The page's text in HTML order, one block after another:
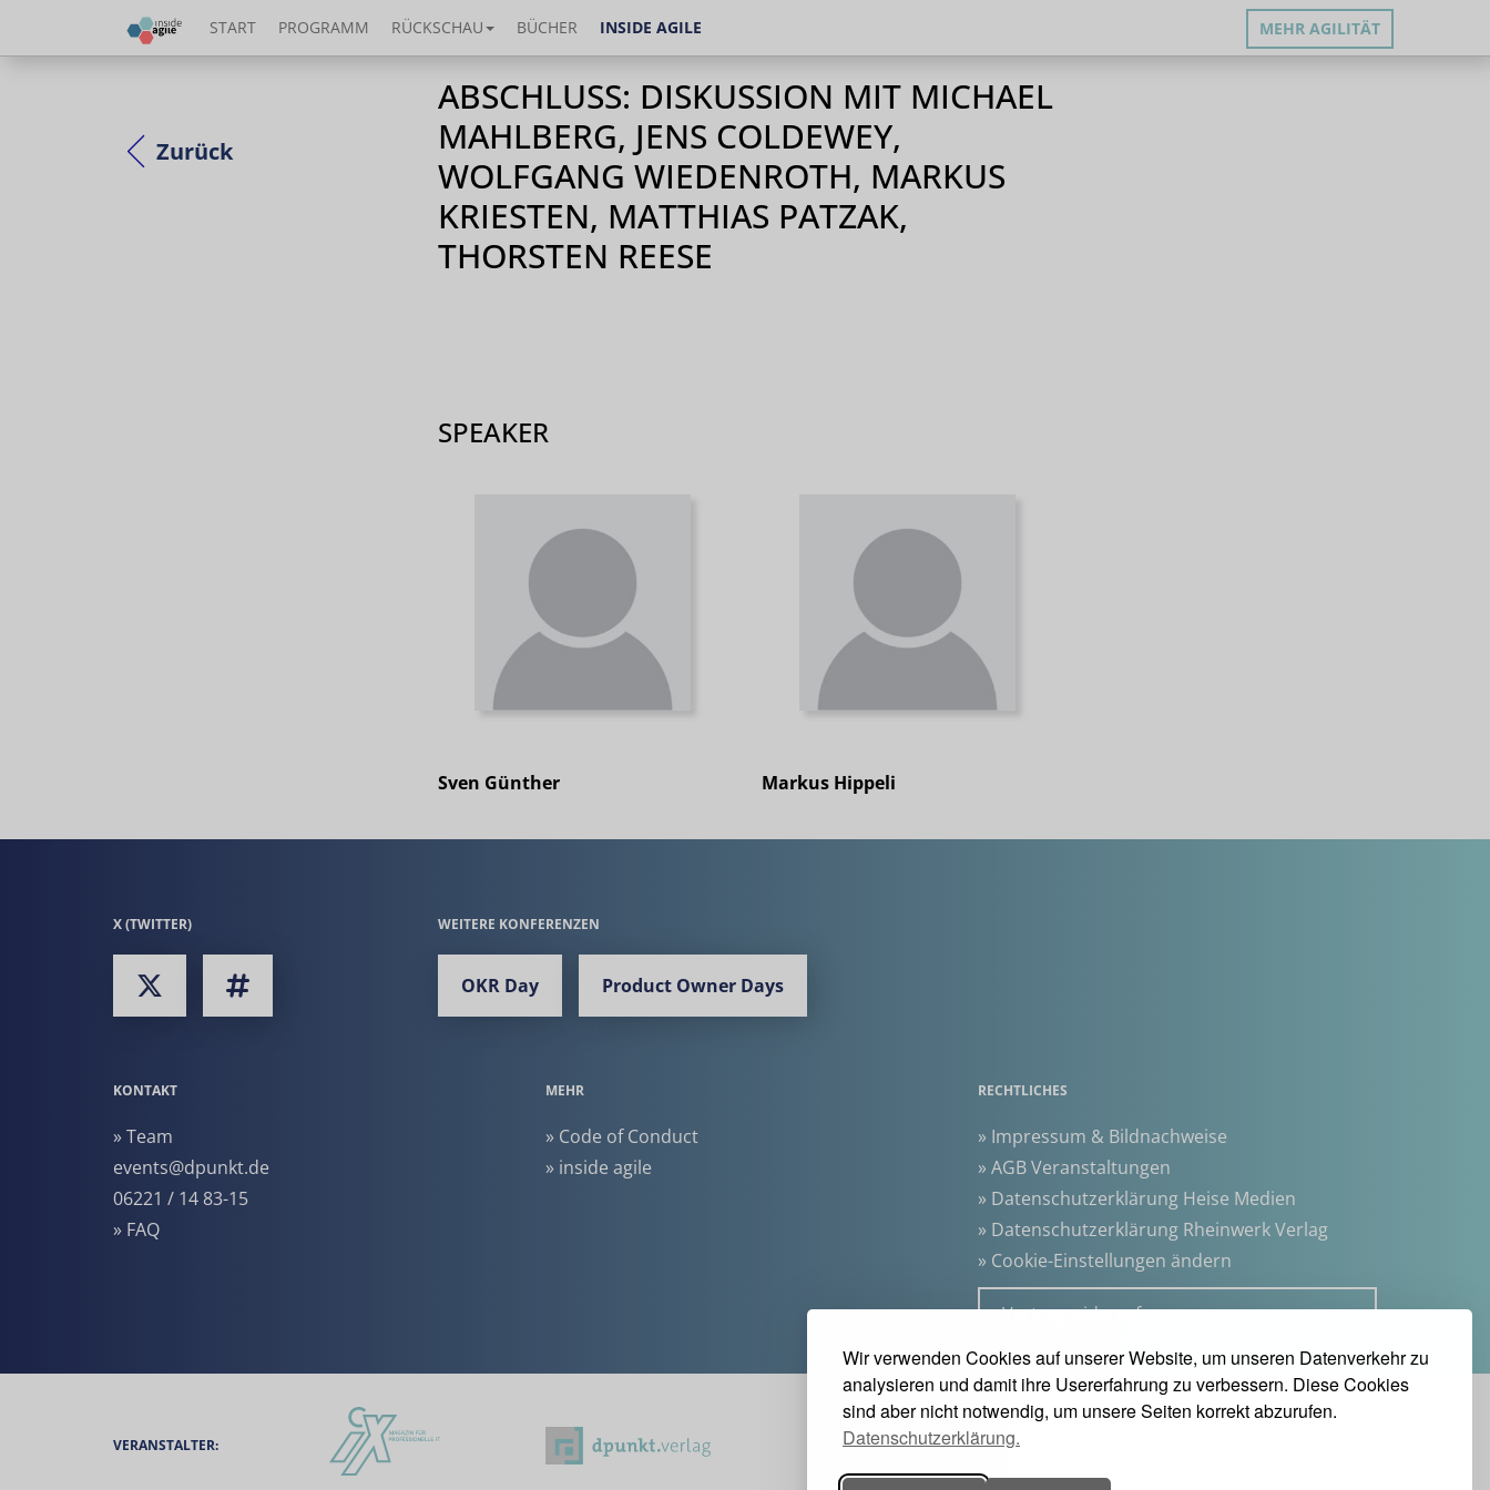
Wir verwenden Cookies auf unserer Website, um unseren Datenverkehr zu
analysieren und damit ihre Usererfahrung zu verbessern. Diese Cookies
sind aber nicht notwendig, um unsere Seiten korrekt abzurufen.
Datenschutzerklärung.
START PROGRAMM RÜCKSCHAU BÜCHER INSIDE AGILE MEHR AGILITÄT
Zurück
ABSCHLUSS: DISKUSSION MIT MICHAEL
MAHLBERG, JENS COLDEWEY,
WOLFGANG WIEDENROTH, MARKUS
KRIESTEN, MATTHIAS PATZAK,
THORSTEN REESE
SPEAKER
Sven Günther Markus Hippeli
X (TWITTER) WEITERE KONFERENZEN
OKR Day Product Owner Days
KONTAKT
» Team
events@dpunkt.de
06221 / 14 83-15
» FAQ
MEHR
» Code of Conduct
» inside agile
RECHTLICHES
» Impressum & Bildnachweise
» AGB Veranstaltungen
» Datenschutzerklärung Heise Medien
» Datenschutzerklärung Rheinwerk Verlag
» Cookie-Einstellungen ändern
» Vertrag widerrufen
VERANSTALTER: